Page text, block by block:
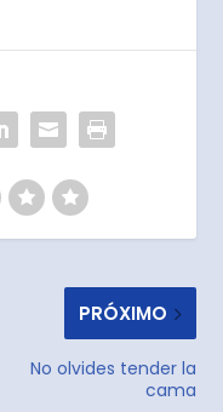
PRÓXIMO
No olvides tender la
cama